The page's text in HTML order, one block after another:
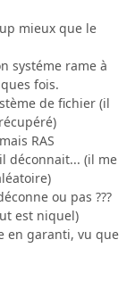
mieux que le
systéme rame à
fois.
de fichier (il
RAS
déconnait... (il me
ou pas ???
est niquel)
en garanti, vu que